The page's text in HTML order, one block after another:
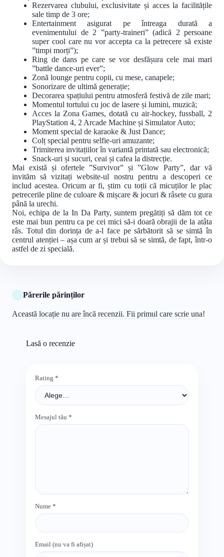
Rezervarea clubului, exclusivitate și acces la facilitățile
sale timp de 3 ore;
Entertainment asigurat pe întreaga durată a
evenimentului de 2 ”party-traineri” (adică 2 persoane
super cool care nu vor accepta ca la petrecere să existe
”timpi morți”);
Ring de dans pe care se vor desfășura cele mai mari
”battle dance-uri ever”;
Zonă lounge pentru copii, cu mese, canapele;
Sonorizare de ultimă generație;
Decorarea spațiului pentru atmosferă festivă de zile mari;
Momentul tortului cu joc de lasere și lumini, muzică;
Acces la Zona Games, dotată cu air-hockey, fussball, 2
PlayStation 4, 2 Arcade Machine și Simulator Auto;
Moment special de karaoke & Just Dance;
Colț special pentru selfie-uri amuzante;
Trimiterea invitațiilor în variantă printată sau electronică;
Snack-uri și sucuri, ceai și cafea la distrecție.
Mai există și ofertele ”Survivor” și ”Glow Party”, dar vă
invităm să vizitați website-ul nostru pentru a descoperi ce
includ acestea. Oricum ar fi, știm cu toții că micuților le plac
petrecerile pline de culoare & mișcare & jocuri & râsete cu gura
până la urechi.
Noi, echipa de la In Da Party, suntem pregătiți să dăm tot ce
este mai bun pentru ca pe cei mici să-i doară obrajii de la atâta
râs. Totul din dorința de a-l face pe sărbătorit să se simtă în
centrul atenției – așa cum ar și trebui să se simtă, de fapt, într-o
astfel de zi specială.
Părerile părinților
Această locație nu are încă recenzii. Fii primul care scrie una!
Lasă o recenzie
Rating *
Mesajul tău *
Nume *
Email (nu va fi afișat)